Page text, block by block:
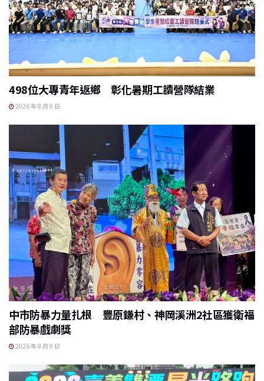
498位大專青年返鄉 彰化暑期工讀營隊結業
2026 年 8 月 9 日
中市防暴力量扎根 豐原鎌村、神岡溪洲2社區獲衛福
部防暴戲劇獎
2026 年 8 月 9 日